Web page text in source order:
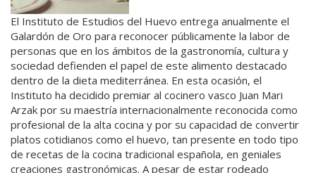
El Instituto de Estudios del Huevo entrega anualmente el
Galardón de Oro para reconocer públicamente la labor de
personas que en los ámbitos de la gastronomía, cultura y
sociedad defienden el papel de este alimento destacado
dentro de la dieta mediterránea. En esta ocasión, el
Instituto ha decidido premiar al cocinero vasco Juan Mari
Arzak por su maestría internacionalmente reconocida como
profesional de la alta cocina y por su capacidad de convertir
platos cotidianos como el huevo, tan presente en todo tipo
de recetas de la cocina tradicional española, en geniales
creaciones gastronómicas. A pesar de estar rodeado